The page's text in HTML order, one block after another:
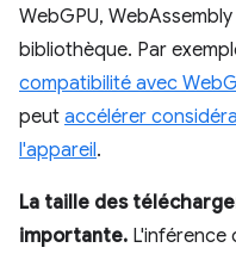
WebGPU,
bibliothèque. Par
compatibilité avec
peut accélérer
l'appareil.
La taille des
importante. L'inférence